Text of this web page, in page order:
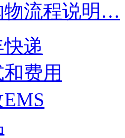
物流程说明…
递
费用